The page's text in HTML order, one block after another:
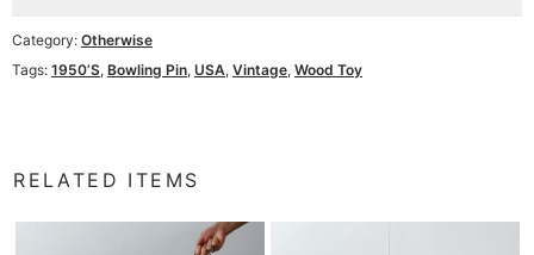
Category: Otherwise
Tags: 1950’s, Bowling Pin, USA, Vintage, Wood Toy
RELATED ITEMS